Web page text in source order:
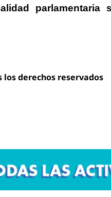
parlamentaria
los derechos reservados